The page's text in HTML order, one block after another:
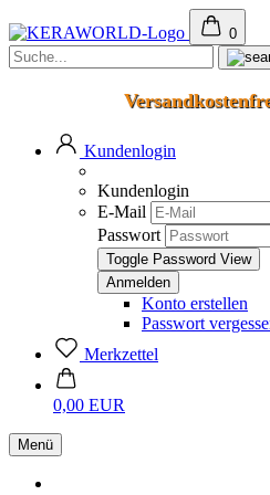
0
Kundenlogin
Kundenlogin
E-Mail
Passwort
Toggle Password View
Konto erstellen
Passwort
Merkzettel
0,00 EUR
Menü